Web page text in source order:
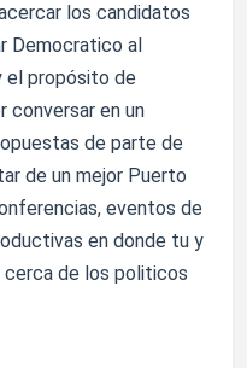
los candidatos
Democratico al
el propósito de
conversar en un
de parte de
de un mejor Puerto
eventos de
en donde tu y
cerca de los politicos